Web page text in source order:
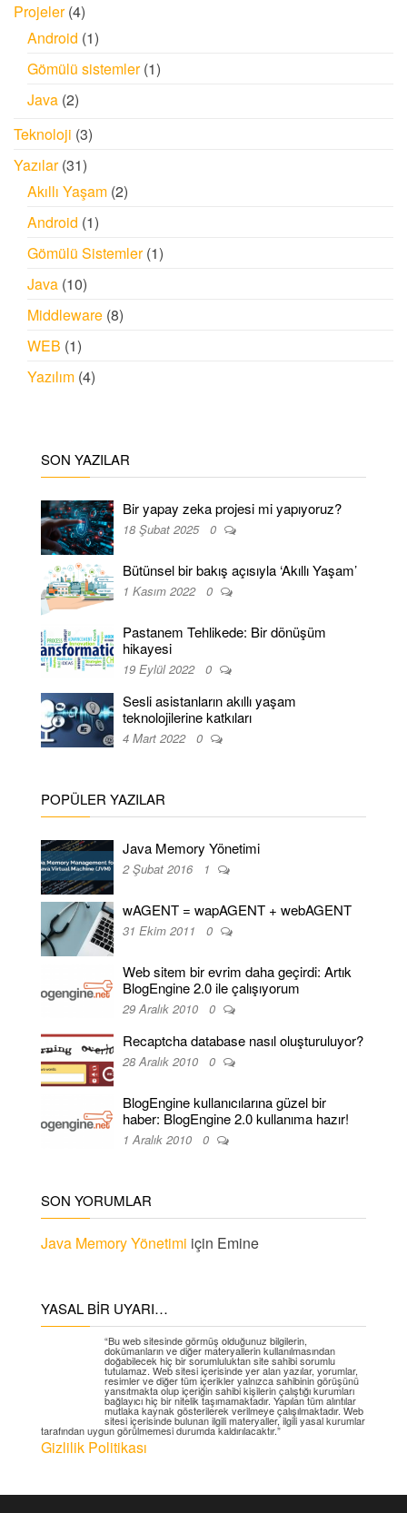
Projeler(4)
Android (1)
Gömülü sistemler(1)
Java (2)
Teknoloji (3)
Yazılar(31)
Akıllı Yaşam (2)
Android (1)
Gömülü Sistemler(1)
Java (10)
Middleware (8)
WEB (1)
Yazılım (4)
SON YAZILAR
Bir yapay zeka projesi mi yapıyoruz?
18 Şubat 2025 0
Bütünsel bir bakış açısıyla ‘Akıllı Yaşam’
1 Kasım 2022 0
Pastanem Tehlikede: Bir dönüşüm
hikayesi
19 Eylül 2022 0
Sesli asistanların akıllı yaşam
teknolojilerine katkıları
4 Mart 2022 0
POPÜLER YAZILAR
Java Memory Yönetimi
2 Şubat 2016 1
wAGENT = wapAGENT + webAGENT
31 Ekim 2011 0
Web sitem bir evrim daha geçirdi: Artık
BlogEngine 2.0 ile çalışıyorum
29 Aralık 2010 0
Recaptcha database nasıl oluşturuluyor?
28 Aralık 2010 0
BlogEngine kullanıcılarına güzel bir
haber: BlogEngine 2.0 kullanıma hazır!
1 Aralık 2010 0
SON YORUMLAR
Java Memory Yönetimi için Emine
YASAL BIR UYARI…
“Bu web sitesinde görmüş olduğunuz bilgilerin,
dokümanların ve diğer materyallerin kullanılmasından
doğabilecek hiç bir sorumluluktan site sahibi sorumlu
tutulamaz. Web sitesi içerisinde yer alan yazılar, yorumlar,
resimler ve diğer tüm içerikler yalnızca sahibinin görüşünü
yansıtmakta olup içeriğin sahibi kişilerin çalıştığı kurumları
bağlayıcı hiç bir nitelik taşımamaktadır. Yapılan tüm alıntılar
mutlaka kaynak gösterilerek verilmeye çalışılmaktadır. Web
sitesi içerisinde bulunan ilgili materyaller, ilgili yasal kurumlar
tarafından uygun görülmemesi durumda kaldırılacaktır.”
Gizlilik Politikası